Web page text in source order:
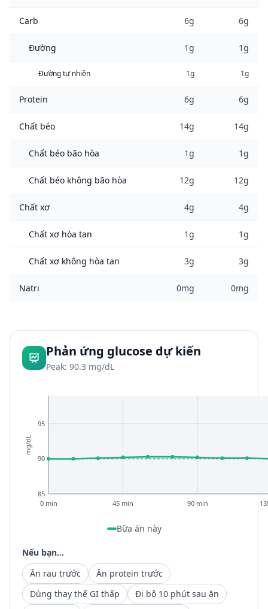
Carb 6g 6g
Đường 1g 1g
Đường tự nhiên 1g 1g
Protein 6g 6g
Chất béo 14g 14g
Chất béo bão hòa 1g 1g
Chất béo không bão hòa 12g 12g
Chất xơ 4g 4g
Chất xơ hòa tan 1g 1g
Chất xơ không hòa tan 3g 3g
Natri 0mg 0mg
Phản ứng glucose dự kiến
Peak: 90.3 mg/dL
85
90
95
0 min 45 min 90 min
mg/dL
Bữa ăn này
Nếu bạn...
Ăn rau trước
Ăn protein trước
Dùng thay thế GI thấp
Đi bộ 10 phút sau ăn